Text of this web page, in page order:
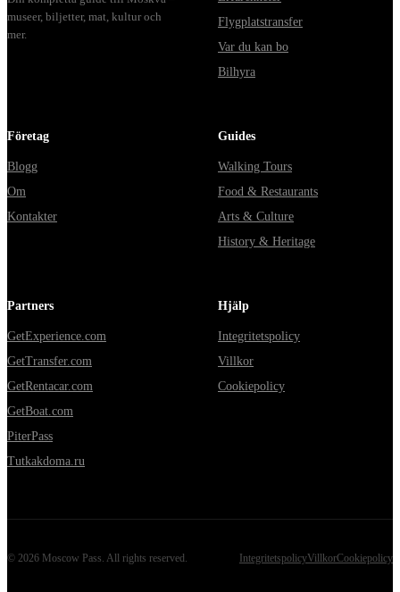
museer, biljetter, mat, kultur och
mer.
Flygplatstransfer
Var du kan bo
Bilhyra
Företag
Blogg
Om
Kontakter
Guides
Walking Tours
Food & Restaurants
Arts & Culture
History & Heritage
Partners
GetExperience.com
GetTransfer.com
GetRentacar.com
GetBoat.com
PiterPass
Tutkakdoma.ru
Hjälp
Integritetspolicy
Villkor
Cookiepolicy
© 2026 Moscow Pass. All rights reserved. IntegritetspolicyVillkorCookiepolicy